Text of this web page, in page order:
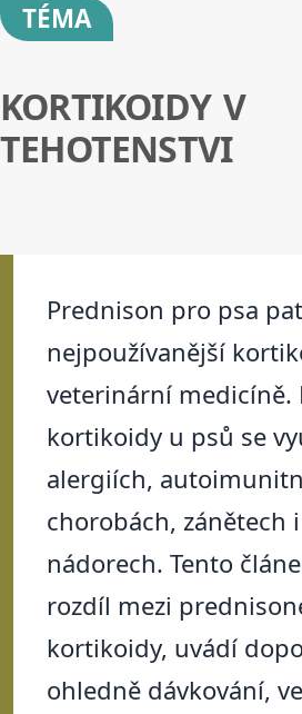
TÉMA
KORTIKOIDY V
TEHOTENSTVI
Prednison pro psa
nejpoužívanější
veterinární medicíně.
kortikoidy u psů se
alergiích,
chorobách, zánětech
nádorech. Tento
rozdíl mezi
kortikoidy, uvádí
ohledně dávkování,